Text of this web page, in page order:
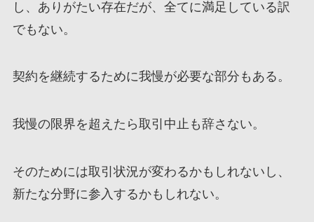
し、ありがたい存在だが、全てに満足している訳
でもない。
契約を継続するために我慢が必要な部分もある。
我慢の限界を超えたら取引中止も辞さない。
そのためには取引状況が変わるかもしれないし、
新たな分野に参入するかもしれない。